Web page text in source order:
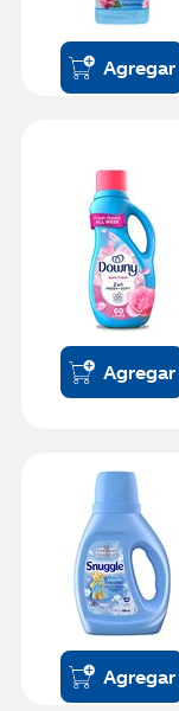
Agregar
Agregar
Agregar